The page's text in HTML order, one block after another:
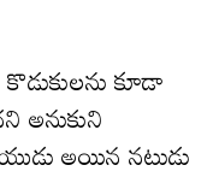
కూడా
అనుకుని
అయిన నటుడు